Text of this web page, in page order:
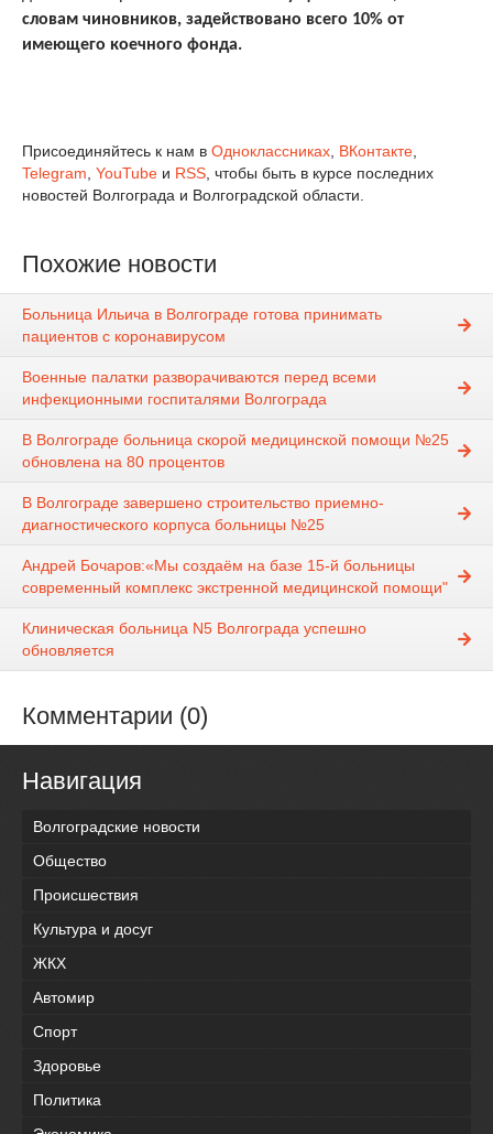
словам чиновников, задействовано всего 10% от
имеющего коечного фонда.
Присоединяйтесь к нам в Одноклассниках ВКонтакте
Telegram YouTube и RSS , чтобы быть в курсе последних
новостей Волгограда и Волгоградской области.
Похожие новости
Больница Ильича в Волгограде готова принимать
пациентов с коронавирусом
Военные палатки разворачиваются перед всеми
инфекционными госпиталями Волгограда
В Волгограде больница скорой медицинской помощи №25
обновлена на 80 процентов
В Волгограде завершено строительство приемно-
диагностического корпуса больницы №25
Андрей Бочаров:«Мы создаём на базе 15-й больницы
современный комплекс экстренной медицинской помощи"
Клиническая больница N5 Волгограда успешно
обновляется
Комментарии (0)
Навигация
Волгоградские новости
Общество
Происшествия
Культура и досуг
ЖКХ
Автомир
Спорт
Здоровье
Политика